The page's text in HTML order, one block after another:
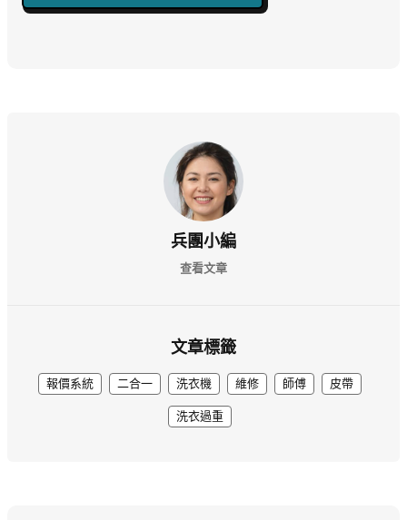
兵團小編
查看文章
文章標籤
報價系統 二合一 洗衣機 維修 師傅 皮帶
洗衣過重